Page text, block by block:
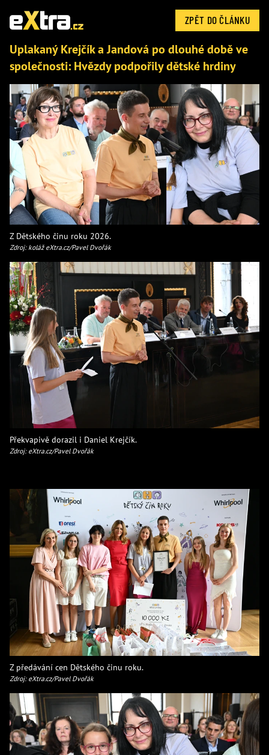
ZPĚT DO ČLÁNKU
Uplakaný Krejčík a Jandová po dlouhé době ve
společnosti: Hvězdy podpořily dětské hrdiny
Z Dětského činu roku 2026.
Zdroj: koláž eXtra.cz/Pavel Dvořák
Překvapivě dorazil i Daniel Krejčík.
Zdroj: eXtra.cz/Pavel Dvořák
Z předávání cen Dětského činu roku.
Zdroj: eXtra.cz/Pavel Dvořák